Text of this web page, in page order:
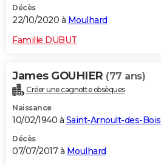
Décès
22/10/2020 à Moulhard
Famille DUBUT
James GOUHIER (77 ans)
Créer une cagnotte obsèques
Naissance
10/02/1940 à Saint-Arnoult-des-Bois
Décès
07/07/2017 à Moulhard